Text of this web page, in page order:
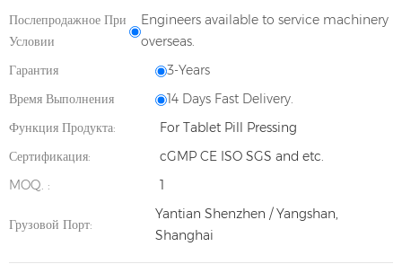
Послепродажное При
Условии
Engineers available to service machinery
overseas.
Гарантия
3-Years
Время Выполнения
14 Days Fast Delivery.
Функция Продукта:
For Tablet Pill Pressing
Сертификация:
cGMP CE ISO SGS and etc.
MOQ. :
1
Грузовой Порт:
Yantian Shenzhen / Yangshan,
Shanghai